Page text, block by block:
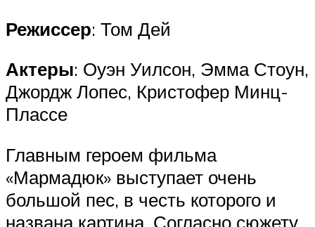
Режиссер: Том Дей
Актеры: Оуэн Уилсон, Эмма Стоун,
Джордж Лопес, Кристофер Минц-
Плассе
Главным героем фильма
«Мармадюк» выступает очень
большой пес, в честь которого и
названа картина. Согласно сюжету